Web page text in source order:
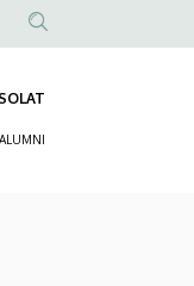
ALUMNI